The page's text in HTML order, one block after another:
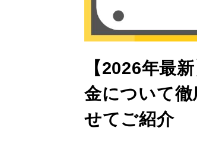
【2026年最
金について徹
せてご紹介